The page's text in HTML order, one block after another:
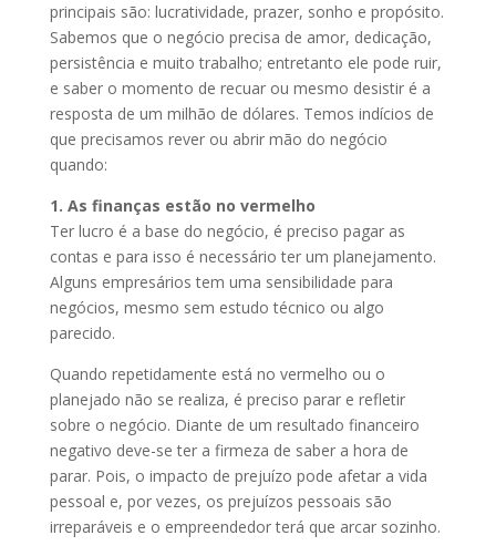
principais são: lucratividade, prazer, sonho e propósito.
Sabemos que o negócio precisa de amor, dedicação,
persistência e muito trabalho; entretanto ele pode ruir,
e saber o momento de recuar ou mesmo desistir é a
resposta de um milhão de dólares. Temos indícios de
que precisamos rever ou abrir mão do negócio
quando:
1. As finanças estão no vermelho
Ter lucro é a base do negócio, é preciso pagar as
contas e para isso é necessário ter um planejamento.
Alguns empresários tem uma sensibilidade para
negócios, mesmo sem estudo técnico ou algo
parecido.
Quando repetidamente está no vermelho ou o
planejado não se realiza, é preciso parar e refletir
sobre o negócio. Diante de um resultado financeiro
negativo deve-se ter a firmeza de saber a hora de
parar. Pois, o impacto de prejuízo pode afetar a vida
pessoal e, por vezes, os prejuízos pessoais são
irreparáveis e o empreendedor terá que arcar sozinho.